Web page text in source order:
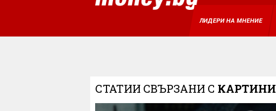
ЛИДЕРИ НА МНЕНИЕ
СТАТИИ СВЪРЗАНИ С КАРТИНИ